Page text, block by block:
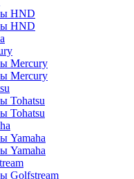
HND
HND
Mercury
Mercury
Tohatsu
Tohatsu
Yamaha
Yamaha
Golfstream